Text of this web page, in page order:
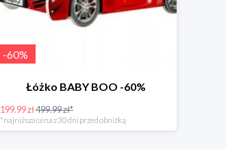
-60%
Łóżko BABY BOO -60%
199.99 zł499.99 zł*
*najniższa cena z 30 dni przed obniżką